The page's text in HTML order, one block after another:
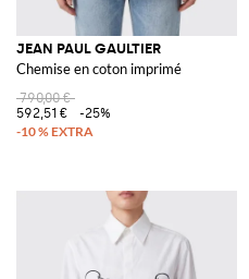
JEAN PAUL GAULTIER
Chemise en coton imprimé
790,00 €
592,51 €
-25%